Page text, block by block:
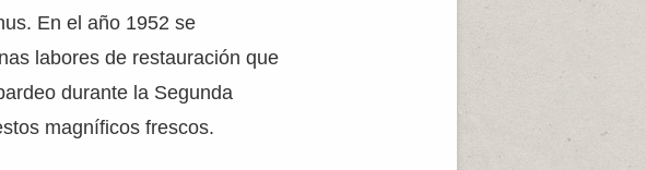
En el año 1952 se
labores de restauración que
durante la Segunda
magníficos frescos.